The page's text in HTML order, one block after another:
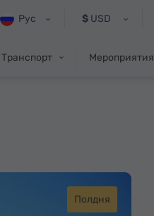
$USD
Рус
Транспорт Мероприятия
Полдня